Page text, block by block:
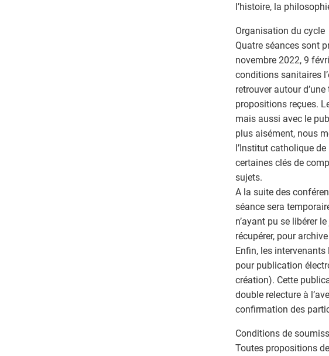
l’histoire, la
Organisation du cycle
Quatre séances sont
novembre 2022, 9
conditions sanitaires
retrouver autour
propositions reçues.
mais aussi avec le
plus aisément, nous
l’Institut catholique
certaines clés de
sujets.
A la suite des
séance sera
n’ayant pu se libérer
récupérer, pour
Enfin, les
pour publication
création). Cette
double relecture à
confirmation des
Conditions de
Toutes propositions